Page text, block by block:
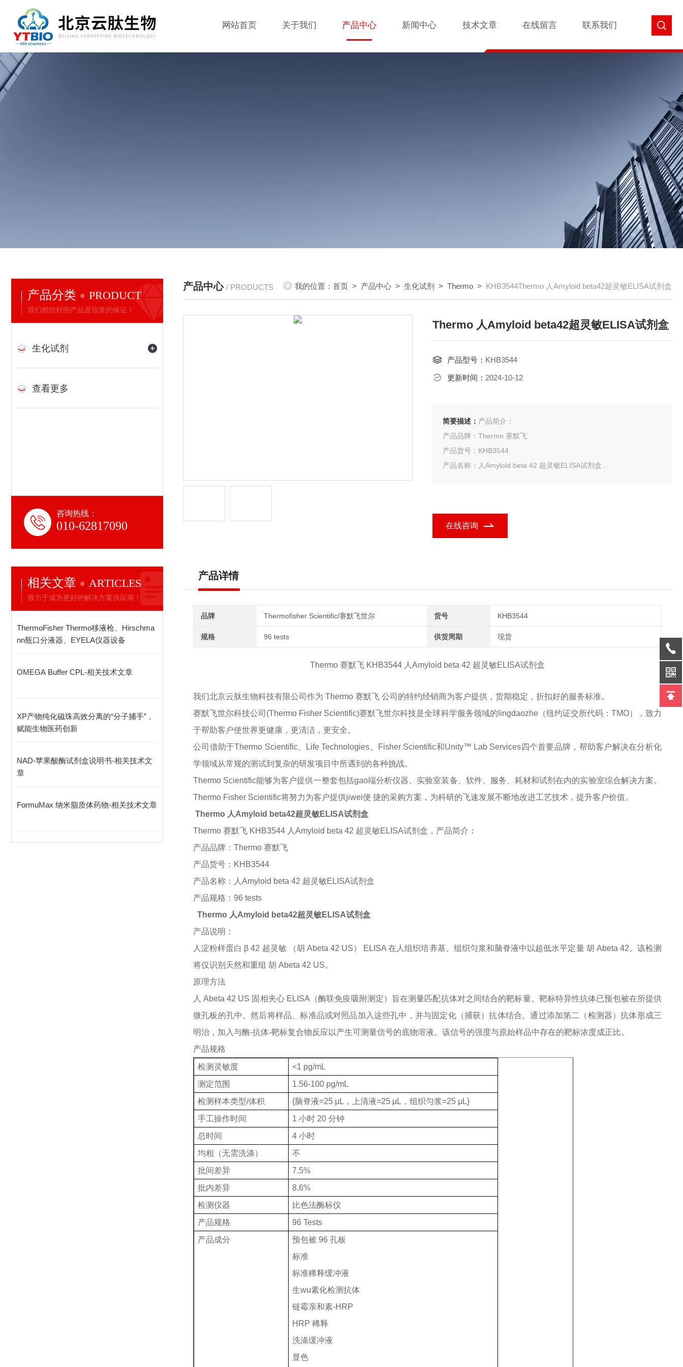
网站首页 关于我们 产品中心 新闻中心 技术文章 在线留言 联系我们
产品分类 PRODUCT
我们相信好的产品是信誉的保证！
生化试剂
查看更多
咨询热线：
010-62817090
相关文章 ARTICLES
致力于成为更好的解决方案供应商！
ThermoFisher Thermo移液枪、Hirschma
nn瓶口分液器、EYELA仪器设备
OMEGA Buffer CPL-相关技术文章
XP产物纯化磁珠高效分离的“分子捕手”，
赋能生物医药创新
NAD-苹果酸酶试剂盒说明书-相关技术文
章
FormuMax 纳米脂质体药物-相关技术文章
产品中心 / PRODUCTS 我的位置： 首页 > 产品中心 > 生化试剂 > Thermo > KHB3544Thermo 人Amyloid beta42超灵敏ELISA试剂盒
Thermo 人Amyloid beta42超灵敏ELISA试剂盒
产品型号： KHB3544
更新时间： 2024-10-12
简要描述： 产品简介：
产品品牌：Thermo 赛默飞
产品货号：KHB3544
产品名称：人Amyloid beta 42 超灵敏ELISA试剂盒
在线咨询
产品详情
品牌 Thermofisher Scientific/赛默飞世尔 货号 KHB3544
规格 96 tests 供货周期 现货
Thermo 赛默飞 KHB3544 人Amyloid beta 42 超灵敏ELISA试剂盒
我们北京云肽生物科技有限公司作为 Thermo 赛默飞 公司的特约经销商为客户提供，货期稳定，折扣好的服务标准。
赛默飞世尔科技公司 (Thermo Fisher Scientific)赛默飞世尔科技是全球科学服务领域的lingdaozhe（纽约证交所代码：TMO），致力
于帮助客户使世界更健康，更清洁，更安全。
公司借助于Thermo Scientific、Life Technologies、Fisher Scientific和Unity™ Lab Services四个首要品牌，帮助客户解决在分析化
学领域从常规的测试到复杂的研发项目中所遇到的各种挑战。
Thermo Scientific能够为客户提供一整套包括gao端分析仪器、实验室装备、软件、服务、耗材和试剂在内的实验室综合解决方案。
Thermo Fisher Scientific将努力为客户提供jiwei便 捷的采购方案，为科研的飞速发展不断地改进工艺技术，提升客户价值。
Thermo 人Amyloid beta42超灵敏ELISA试剂盒
Thermo 赛默飞 KHB3544 人Amyloid beta 42 超灵敏ELISA试剂盒 ， 产品简介：
产品品牌： Thermo 赛默飞
产品货号： KHB3544
产品名称：
人 Amyloid beta 42 超灵敏ELISA试剂盒
产品规格： 96 tests
Thermo 人Amyloid beta42超灵敏ELISA试剂盒
产品说明：
人淀粉样蛋白 β 42 超灵敏 （胡 Abeta 42 US） ELISA 在人组织培养基、组织匀浆和脑脊液中以超低水平定量 胡 Abeta 42。该检测
将仅识别天然和重组 胡 Abeta 42 US。
原理方法
人 Abeta 42 US 固相夹心 ELISA（酶联免疫吸附测定）旨在测量匹配抗体对之间结合的靶标量。靶标特异性抗体已预包被在所提供
微孔板的孔中。然后将样品、标准品或对照品加入这些孔中，并与固定化（捕获）抗体结合。通过添加第二（检测器）抗体形成三
明治，加入与酶-抗体-靶标复合物反应以产生可测量信号的底物溶液。该信号的强度与原始样品中存在的靶标浓度成正比。
产品规格
检测灵敏度
<1 pg/mL
测定范围
1.56-100 pg/mL
检测样本类型/体积
{脑脊液=25 μL，上清液=25 μL，组织匀浆=25 μL}
手工操作时间
1 小时 20 分钟
总时间
4 小时
均相（无需洗涤）
不
批间差异
7.5%
批内差异
8.6%
检测仪器
比色法酶标仪
产品规格
96 Tests
产品成分
预包被 96 孔板
标准
标准稀释缓冲液
生wu素化检测抗体
链霉亲和素-HRP
HRP 稀释
洗涤缓冲液
显色